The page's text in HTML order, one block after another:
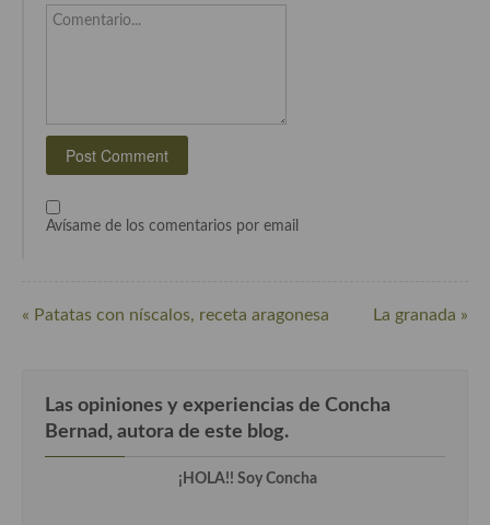
Aves
Carne
Pescado y Marisco
Recetas Especiales
Recetas de Cuaresma
Comentario...
Avísame de los comentarios por email
« Patatas con níscalos, receta aragonesa La granada »
Las opiniones y experiencias de Concha
Bernad, autora de este blog.
¡HOLA!! Soy Concha